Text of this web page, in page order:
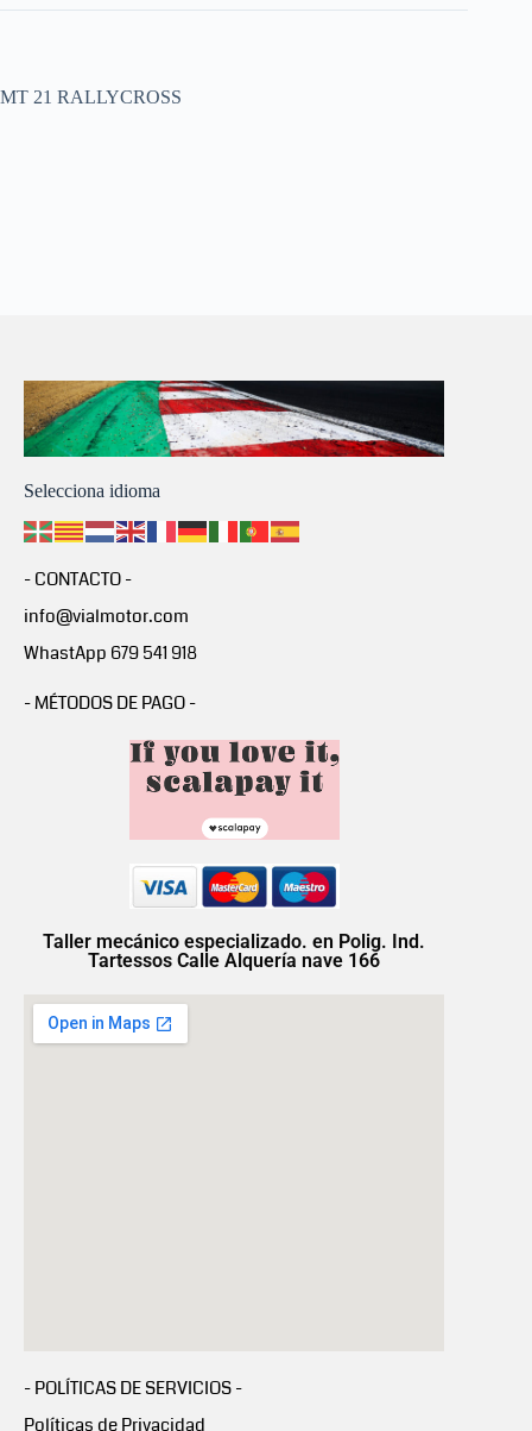
MT 21 RALLYCROSS
Selecciona idioma
- CONTACTO -
info@vialmotor.com
WhastApp 679 541 918
- MÉTODOS DE PAGO -
Taller mecánico especializado. en Polig. Ind.
Tartessos Calle Alquería nave 166
- POLÍTICAS DE SERVICIOS -
Políticas de Privacidad